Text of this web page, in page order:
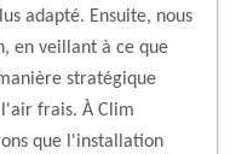
adapté. Ensuite, nous
en veillant à ce que
stratégique
frais. À Clim
que l'installation